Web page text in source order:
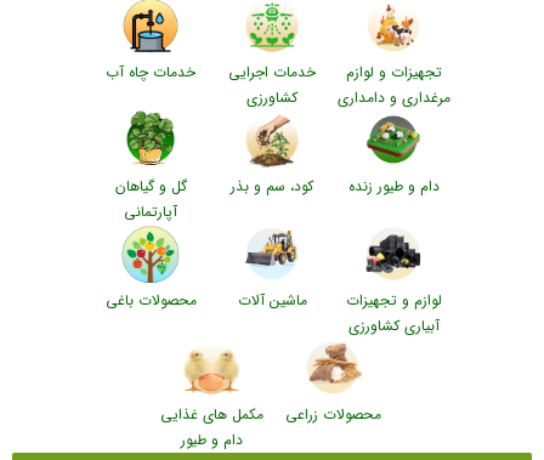
تجهیزات و لوازم
مرغداری و دامداری
خدمات اجرایی
کشاورزی
خدمات چاه آب
دام و طیور زنده کود، سم و بذر
گل و گیاهان
آپارتمانی
لوازم و تجهیزات
آبیاری کشاورزی
ماشین آلات محصولات باغی
محصولات زراعی
مکمل های غذایی
دام و طیور